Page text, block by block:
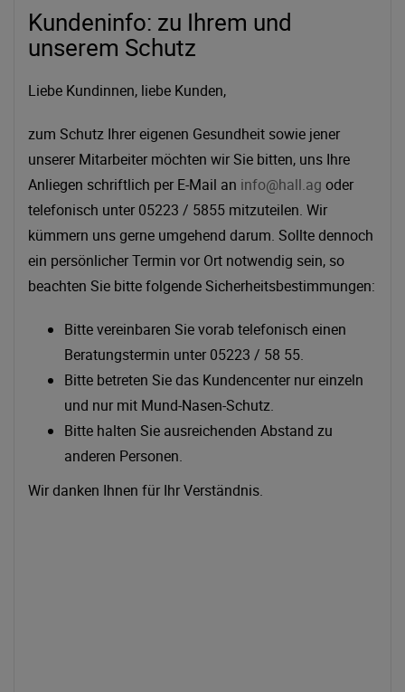
Kundeninfo: zu Ihrem und
unserem Schutz
Liebe Kundinnen, liebe Kunden,
zum Schutz Ihrer eigenen Gesundheit sowie jener
unserer Mitarbeiter möchten wir Sie bitten, uns Ihre
Anliegen schriftlich per E-Mail an info@hall.ag oder
telefonisch unter 05223 / 5855 mitzuteilen. Wir
kümmern uns gerne umgehend darum. Sollte dennoch
ein persönlicher Termin vor Ort notwendig sein, so
beachten Sie bitte folgende Sicherheitsbestimmungen:
Bitte vereinbaren Sie vorab telefonisch einen
Beratungstermin unter 05223 / 58 55.
Bitte betreten Sie das Kundencenter nur einzeln
und nur mit Mund-Nasen-Schutz.
Bitte halten Sie ausreichenden Abstand zu
anderen Personen.
Wir danken Ihnen für Ihr Verständnis.